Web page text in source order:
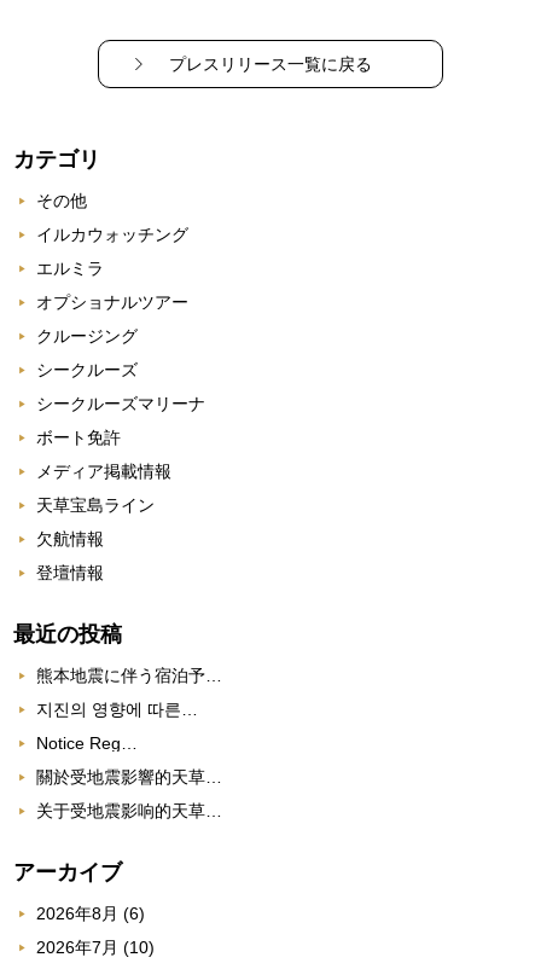
プレスリリース一覧に戻る
カテゴリ
その他
イルカウォッチング
エルミラ
オプショナルツアー
クルージング
シークルーズ
シークルーズマリーナ
ボート免許
メディア掲載情報
天草宝島ライン
欠航情報
登壇情報
最近の投稿
熊本地震に伴う宿泊予…
지진의 영향에 따른…
Notice Reg…
關於受地震影響的天草…
关于受地震影响的天草…
アーカイブ
2026年8月 (6)
2026年7月 (10)